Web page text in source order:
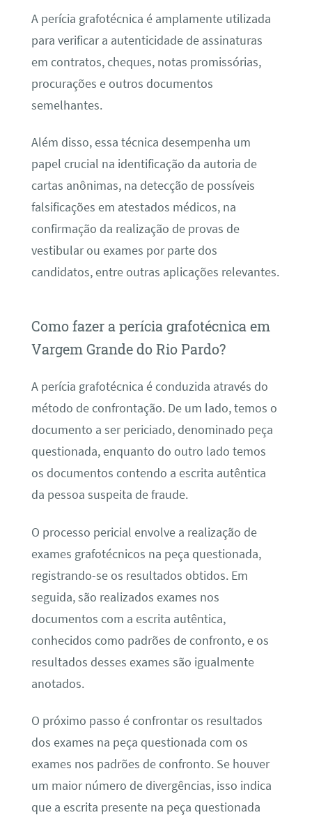
A perícia grafotécnica é amplamente utilizada
para verificar a autenticidade de assinaturas
em contratos, cheques, notas promissórias,
procurações e outros documentos
semelhantes.
Além disso, essa técnica desempenha um
papel crucial na identificação da autoria de
cartas anônimas, na detecção de possíveis
falsificações em atestados médicos, na
confirmação da realização de provas de
vestibular ou exames por parte dos
candidatos, entre outras aplicações relevantes.
Como fazer a perícia grafotécnica em
Vargem Grande do Rio Pardo?
A perícia grafotécnica é conduzida através do
método de confrontação. De um lado, temos o
documento a ser periciado, denominado peça
questionada, enquanto do outro lado temos
os documentos contendo a escrita autêntica
da pessoa suspeita de fraude.
O processo pericial envolve a realização de
exames grafotécnicos na peça questionada,
registrando-se os resultados obtidos. Em
seguida, são realizados exames nos
documentos com a escrita autêntica,
conhecidos como padrões de confronto, e os
resultados desses exames são igualmente
anotados.
O próximo passo é confrontar os resultados
dos exames na peça questionada com os
exames nos padrões de confronto. Se houver
um maior número de divergências, isso indica
que a escrita presente na peça questionada